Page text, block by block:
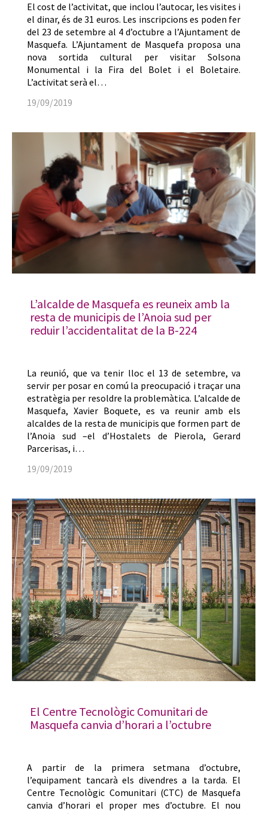
El cost de l’activitat, que inclou l’autocar, les visites i
el dinar, és de 31 euros. Les inscripcions es poden fer
del 23 de setembre al 4 d’octubre a l’Ajuntament de
Masquefa. L’Ajuntament de Masquefa proposa una
nova sortida cultural per visitar Solsona
Monumental i la Fira del Bolet i el Boletaire.
L’activitat serà el…
19/09/2019
L’alcalde de Masquefa es reuneix amb la
resta de municipis de l’Anoia sud per
reduir l’accidentalitat de la B-224
La reunió, que va tenir lloc el 13 de setembre, va
servir per posar en comú la preocupació i traçar una
estratègia per resoldre la problemàtica. L’alcalde de
Masquefa, Xavier Boquete, es va reunir amb els
alcaldes de la resta de municipis que formen part de
l’Anoia sud –el d’Hostalets de Pierola, Gerard
Parcerisas, i…
19/09/2019
El Centre Tecnològic Comunitari de
Masquefa canvia d’horari a l’octubre
A partir de la primera setmana d’octubre,
l’equipament tancarà els divendres a la tarda. El
Centre Tecnològic Comunitari (CTC) de Masquefa
canvia d’horari el proper mes d’octubre. El nou